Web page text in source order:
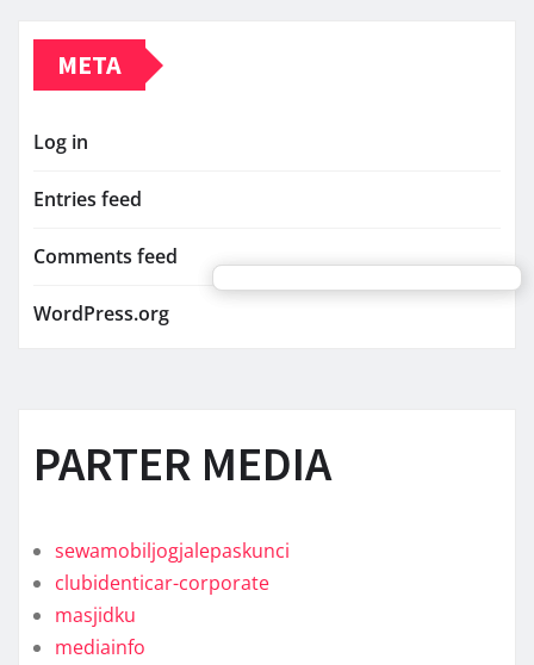
META
Log in
Entries feed
Comments feed
WordPress.org
PARTER MEDIA
sewamobiljogjalepaskunci
clubidenticar-corporate
masjidku
mediainfo